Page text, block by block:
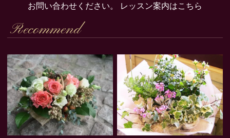
お問い合わせください。
レッスン案内はこちら
Recommend